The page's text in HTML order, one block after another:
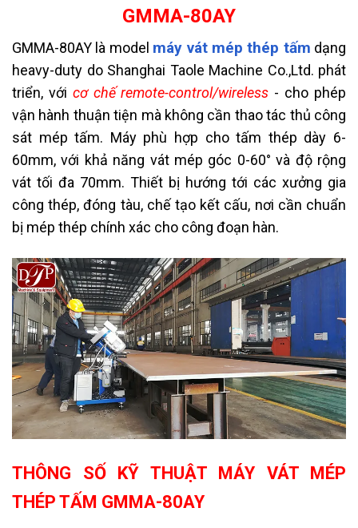
GMMA-80AY
GMMA-80AY là model máy vát mép thép tấm dạng
heavy-duty do Shanghai Taole Machine Co.,Ltd. phát
triển, với cơ chế remote-control/wireless - cho phép
vận hành thuận tiện mà không cần thao tác thủ công
sát mép tấm. Máy phù hợp cho tấm thép dày 6-
60mm, với khả năng vát mép góc 0-60° và độ rộng
vát tối đa 70mm. Thiết bị hướng tới các xưởng gia
công thép, đóng tàu, chế tạo kết cấu, nơi cần chuẩn
bị mép thép chính xác cho công đoạn hàn.
THÔNG SỐ KỸ THUẬT MÁY VÁT MÉP
THÉP TẤM GMMA-80AY